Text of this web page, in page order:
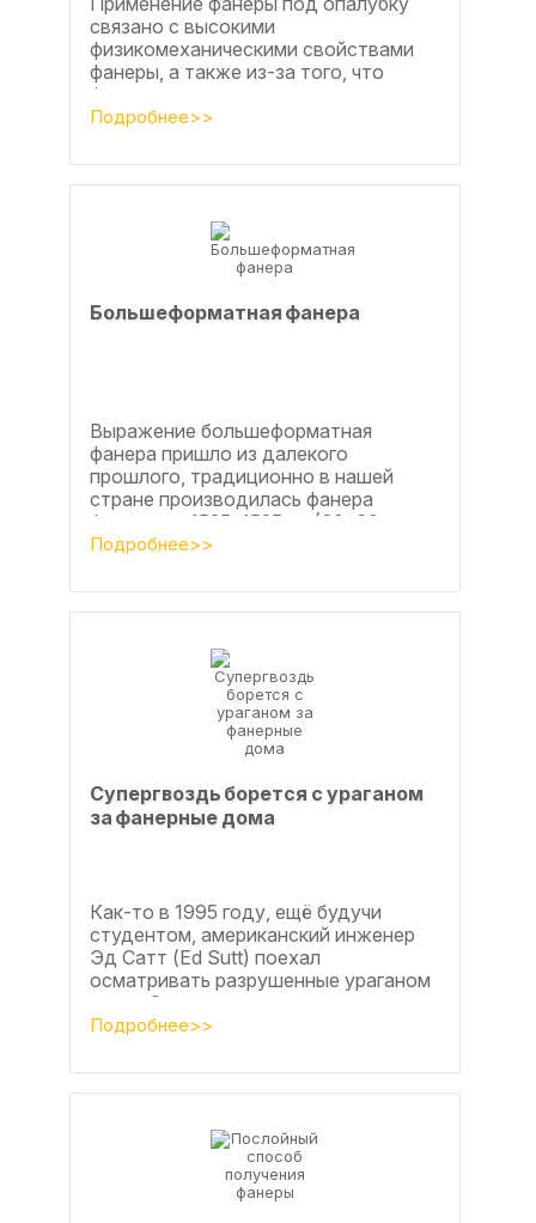
связано с высокими
физикомеханическими свойствами
фанеры, а также из-за того, что
фанера позволяет получать
достаточно большие ровные
Подробнее>>
Большеформатная фанера
Выражение большеформатная
фанера пришло из далекого
прошлого, традиционно в нашей
стране производилась фанера
форматом 1525х1525мм (60х60
дюймов), форматы отличающиеся в
Подробнее>>
Супергвоздь борется с ураганом
за фанерные дома
Как-то в 1995 году, ещё будучи
студентом, американский инженер
Эд Сатт (Ed Sutt) поехал
осматривать разрушенные ураганом
дома. Он удивился, что ударов
стихии в большинстве случаев не...
Подробнее>>